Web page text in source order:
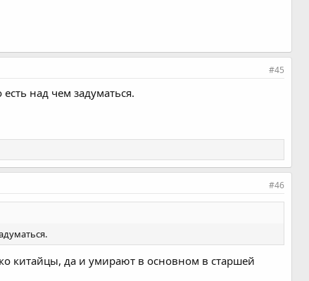
#45
над чем задуматься.
#46
китайцы, да и умирают в основном в старшей